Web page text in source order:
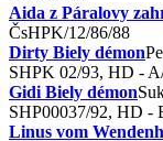
Aida z Páralovy
ČsHPK/12/86/88
Dirty Biely démon
SHPK 02/93, HD -
Gidi Biely démon
SHP00037/92, HD -
Linus vom